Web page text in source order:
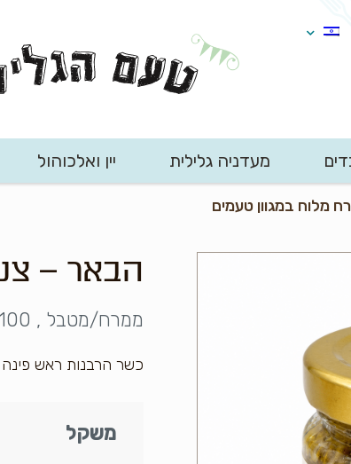
מעדניה גלילית יין ואלכוהול
מלוח במגוון טעמים
הבאר –
ממרח/מטבל , 100 גרם
כשר הרבנות ראש פינה
משקל